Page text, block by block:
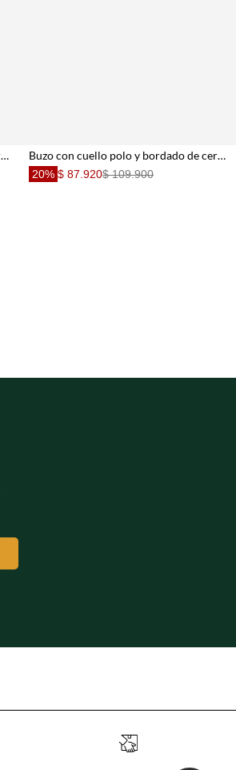
Buzo con bolero asimétrico crudo para niña Buzo con cuello polo y bordado de cerezas en color crudo para niña
20% $ 87.920$ 109.900